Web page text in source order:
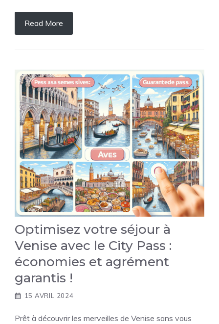
Read More
Optimisez votre séjour à
Venise avec le City Pass :
économies et agrément
garantis !
15 AVRIL 2024
Prêt à découvrir les merveilles de Venise sans vous